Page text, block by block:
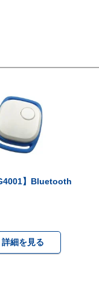
】Bluetooth
詳細を見る